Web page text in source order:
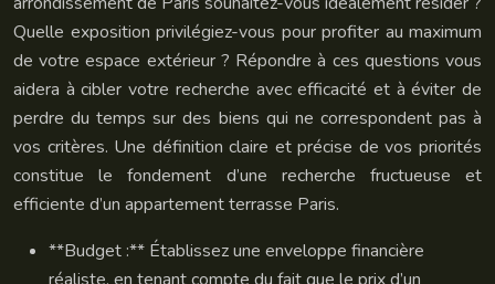
Quelle exposition privilégiez-vous pour profiter au maximum
de votre espace extérieur ? Répondre à ces questions vous
aidera à cibler votre recherche avec efficacité et à éviter de
perdre du temps sur des biens qui ne correspondent pas à
vos critères. Une définition claire et précise de vos priorités
constitue le fondement d’une recherche fructueuse et
efficiente d’un appartement terrasse Paris.
**Budget :** Établissez une enveloppe financière